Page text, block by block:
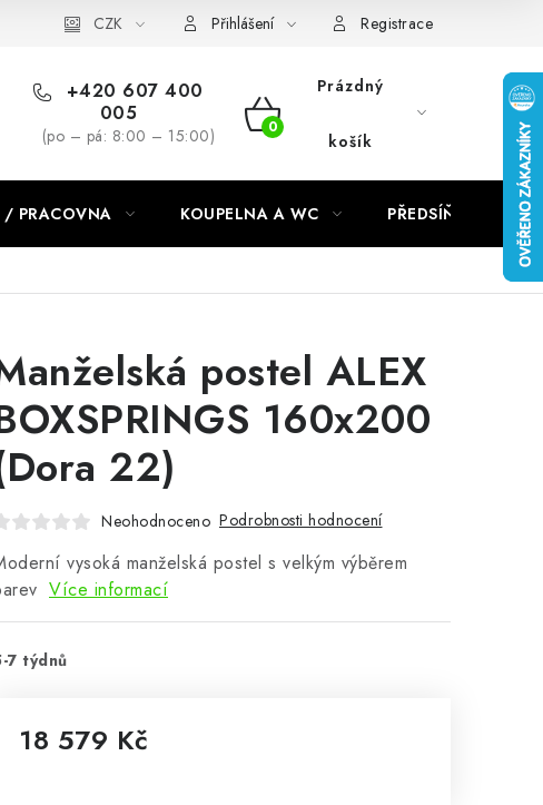
CZK Přihlášení Registrace
+420 607 400
005
(po – pá: 8:00 – 15:00)
NÁKUPNÍ
Prázdný
košík
/ PRACOVNA KOUPELNA A WC PŘEDSÍŇ
postel ALEX
160x200
22)
Neohodnoceno Podrobnosti hodnocení
vysoká manželská postel s velkým výběrem
Více informací
7 týdnů
18 579 Kč